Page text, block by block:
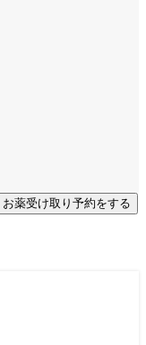
お薬受け取り予約をする